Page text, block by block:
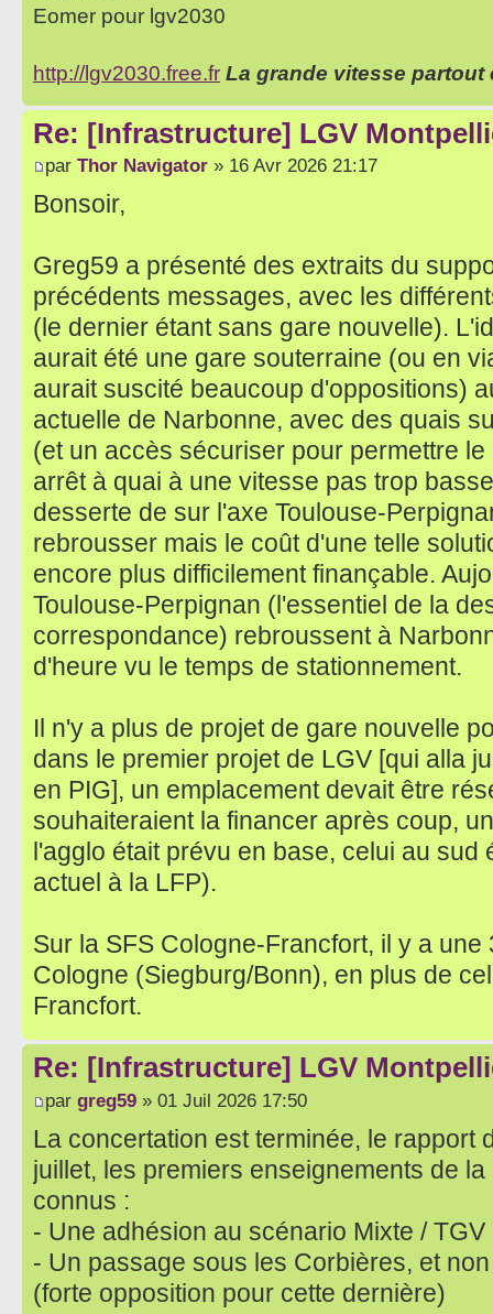
Eomer pour lgv2030
http://lgv2030.free.fr La grande vitesse partout
Re: [Infrastructure] LGV
par Thor Navigator » 16 Avr 2026 21:17
Bonsoir,
Greg59 a présenté des extraits du
précédents messages, avec les
(le dernier étant sans gare nouvelle).
aurait été une gare souterraine (ou en
aurait suscité beaucoup d'oppositions)
actuelle de Narbonne, avec des quais
(et un accès sécuriser pour permettre
arrêt à quai à une vitesse pas trop
desserte de sur l'axe Toulouse-
rebrousser mais le coût d'une telle
encore plus difficilement finançable.
Toulouse-Perpignan (l'essentiel de la
correspondance) rebroussent à
d'heure vu le temps de stationnement.
Il n'y a plus de projet de gare nouvelle
dans le premier projet de LGV [qui alla
en PIG], un emplacement devait être
souhaiteraient la financer après coup,
l'agglo était prévu en base, celui au
actuel à la LFP).
Sur la SFS Cologne-Francfort, il y a
Cologne (Siegburg/Bonn), en plus de
Francfort.
Re: [Infrastructure] LGV
par greg59 » 01 Juil 2026 17:50
La concertation est terminée, le rapport
juillet, les premiers enseignements de
connus :
- Une adhésion au scénario Mixte / TGV
- Un passage sous les Corbières, et
(forte opposition pour cette dernière)